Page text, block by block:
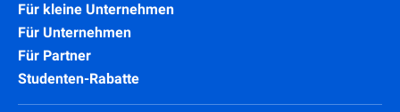
Für kleine Unternehmen
Für Unternehmen
Für Partner
Studenten-Rabatte